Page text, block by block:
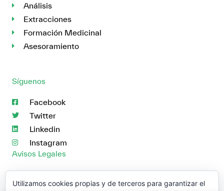
Análisis
Extracciones
Formación Medicinal
Asesoramiento
Síguenos
Facebook
Twitter
Linkedin
Instagram
Avisos Legales
Política de Cookies
Utilizamos cookies propias y de terceros para garantizar el